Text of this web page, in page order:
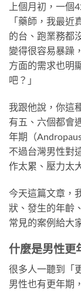
上個月初，一個
「藥師，我最
的台、跑業務都
變得很容易暴躁
方面的需求也明
吧？」
我跟他說，你這
有五、六個都會
年期（
不過台灣男性對
作太累、壓力太
今天這篇文章，
狀、發生的年齡
常見的案例給大
什麼是男性更
很多人一聽到「
男性也有更年期